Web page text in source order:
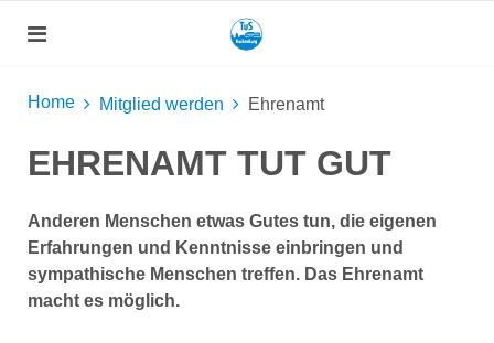
Home Mitglied werden Ehrenamt
EHRENAMT TUT GUT
Anderen Menschen etwas Gutes tun, die eigenen
Erfahrungen und Kenntnisse einbringen und
sympathische Menschen treffen. Das Ehrenamt
macht es möglich.